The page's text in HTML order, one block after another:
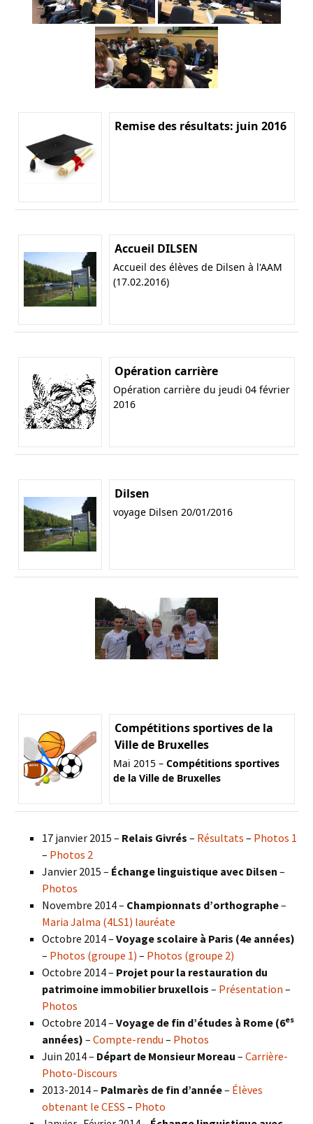
Remise des résultats: juin 2016
Accueil DILSEN
Accueil des élèves de Dilsen à l'AAM
(17.02.2016)
Opération carrière
Opération carrière du jeudi 04 février
2016
Dilsen
voyage Dilsen 20/01/2016
Compétitions sportives de la
Ville de Bruxelles
Mai 2015 – Compétitions sportives
de la Ville de Bruxelles
17 janvier 2015 – Relais Givrés – Résultats – Photos 1
– Photos 2
Janvier 2015 – Échange linguistique avec Dilsen –
Photos
Novembre 2014 – Championnats d’orthographe–
Maria Jalma (4LS1) lauréate
Octobre 2014 – Voyage scolaire à Paris (4e années)
– Photos (groupe 1) – Photos (groupe 2)
Octobre 2014 – Projet pour la restauration du
patrimoine immobilier bruxellois – Présentation –
Photos
Octobre 2014 – Voyage de fin d’études à Rome (6es
années) – Compte-rendu – Photos
Juin 2014 – Départ de Monsieur Moreau – Carrière-
Photo-Discours
2013-2014 – Palmarès de fin d’année– Élèves
obtenant le CESS – Photo